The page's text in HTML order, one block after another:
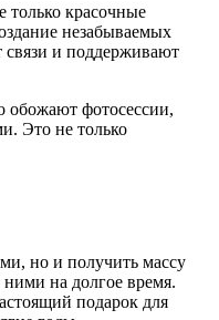
красочные
незабываемых
и поддерживают
обожают фотосессии,
Это не только
но и получить массу
на долгое время.
подарок для